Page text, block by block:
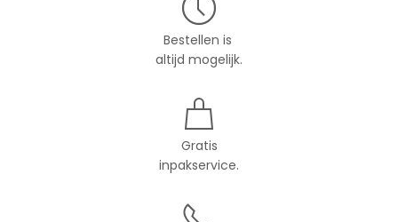
Bestellen is
altijd mogelijk.
Gratis
inpakservice.